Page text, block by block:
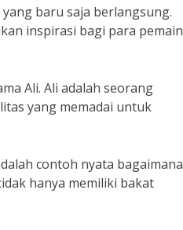
baru saja berlangsung.
inspirasi bagi para pemain
Ali. Ali adalah seorang
yang memadai untuk
contoh nyata bagaimana
hanya memiliki bakat